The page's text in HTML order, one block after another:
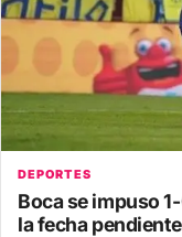
DEPORTES
Boca se impuso
la fecha